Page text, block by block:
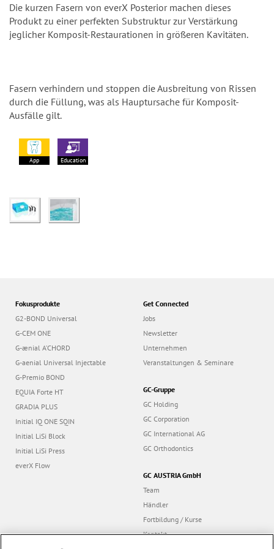
Die kurzen Fasern von everX Posterior machen dieses
Produkt zu einer perfekten Substruktur zur Verstärkung
jeglicher Komposit-Restaurationen in größeren Kavitäten.
Fasern verhindern und stoppen die Ausbreitung von Rissen
durch die Füllung, was als Hauptursache für Komposit-
Ausfälle gilt.
App Education
Fokusprodukte
G2-BOND Universal
G-CEM ONE
G-ænial A’CHORD
G-aenial Universal Injectable
G-Premio BOND
EQUIA Forte HT
GRADIA PLUS
Initial IQ ONE SQIN
Initial LiSi Block
Initial LiSi Press
everX Flow
Get Connected
Jobs
Newsletter
Unternehmen
Veranstaltungen & Seminare
GC-Gruppe
GC Holding
GC Corporation
GC International AG
GC Orthodontics
GC AUSTRIA GmbH
Team
Händler
Fortbildung / Kurse
Kontakt